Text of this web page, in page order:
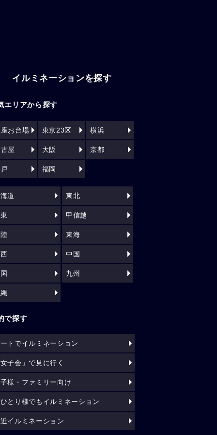
イルミネーションを探す
エリアから探す
お台場 東京23区 横浜
屋 大阪 京都
福岡
道 東北
甲信越
東海
中国
九州
で探す
トでイルミネーション
子会」で見に行く
様・ファミリー向け
とり様でもイルミネーション
イルミネーション